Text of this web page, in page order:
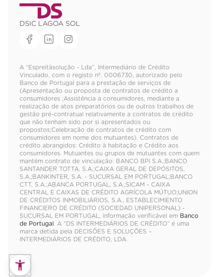
DSIC LAGOA SOL
A “Espreitàsolução - Lda”, Intermediário de Crédito
Vinculado, com o registo nº. 0006730, autorizado pelo
Banco de Portugal para a prestação de serviços de
(Apresentação ou proposta de contratos de crédito a
consumidores ;Assistência a consumidores, mediante a
realização de atos preparatórios ou de outros trabalhos de
gestão pré-contratual relativamente a contratos de crédito
que não tenham sido por si apresentados ou
propostos;Celebração de contratos de crédito com
consumidores em nome dos mutuantes). Contratos de
crédito abrangidos: Crédito à habitação e Crédito aos
consumidores. Mutuantes ou grupos de mutuantes com quem
mantém contrato de vinculação: BANCO BPI S.A.;BANCO
SANTANDER TOTTA, S.A.;CAIXA GERAL DE DEPÓSITOS,
S.A.;BANKINTER, S.A. - SUCURSAL EM PORTUGAL;BANCO
CTT, S.A.;ABANCA PORTUGAL, S.A.;SICAM - CAIXA
CENTRAL E CAIXAS DE CRÉDITO AGRÍCOLA MÚTUO;UNION
DE CRÉDITOS INMOBILIÁRIOS, S.A., ESTABLECIMIENTO
FINANCIERO DE CRÉDITO (SOCIEDAD UNIPERSONAL) -
SUCURSAL EM PORTUGAL, informação verificável em Banco
de Portugal. A “DS INTERMEDIÁRIOS DE CRÉDITO” é uma
marca detida pela DECISÕES E SOLUÇÕES –
INTERMEDIÁRIOS DE CRÉDITO, LDA.